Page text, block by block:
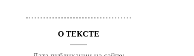
О ТЕКСТЕ